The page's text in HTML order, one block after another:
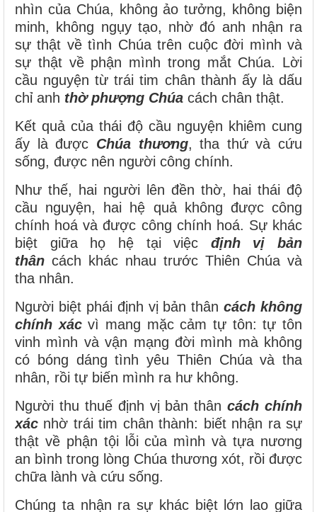
nhìn của Chúa, không ảo tưởng, không biện
minh, không ngụy tạo, nhờ đó anh nhận ra
sự thật về tình Chúa trên cuộc đời mình và
sự thật về phận mình trong mắt Chúa. Lời
cầu nguyện từ trái tim chân thành ấy là dấu
chỉ anh thờ phượng Chúa cách chân thật.
Kết quả của thái độ cầu nguyện khiêm cung
ấy là được Chúa thương, tha thứ và cứu
sống, được nên người công chính.
Như thế, hai người lên đền thờ, hai thái độ
cầu nguyện, hai hệ quả không được công
chính hoá và được công chính hoá. Sự khác
biệt giữa họ hệ tại việc định vị bản
thân cách khác nhau trước Thiên Chúa và
tha nhân.
Người biệt phái định vị bản thâncách không
chính xácvì mang mặc cảm tự tôn: tự tôn
vinh mình và vận mạng đời mình mà không
có bóng dáng tình yêu Thiên Chúa và tha
nhân, rồi tự biến mình ra hư không.
Người thu thuế định vị bản thâncách chính
xác nhờ trái tim chân thành: biết nhận ra sự
thật về phận tội lỗi của mình và tựa nương
an bình trong lòng Chúa thương xót, rồi được
chữa lành và cứu sống.
Chúng ta nhận ra sự khác biệt lớn lao giữa